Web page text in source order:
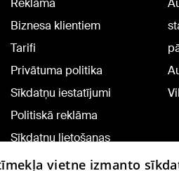
Reklāma
Biznesa klientiem
Tarifi
Privātuma politika
Sīkdatņu iestatījumi
Politiskā reklāma
Sīkdatņu lietošanas
noteikumivietne izmanto